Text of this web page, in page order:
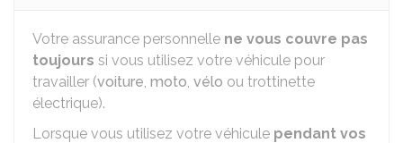
Votre assurance personnelle ne vous couvre pas
toujours si vous utilisez votre véhicule pour
travailler (voiture, moto, vélo ou trottinette
électrique).
Lorsque vous utilisez votre véhicule pendant vos